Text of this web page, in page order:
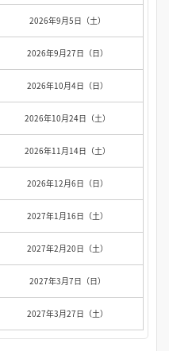
2026年9月5日（土）
2026年9月27日（日）
2026年10月4日（日）
2026年10月24日（土）
2026年11月14日（土）
2026年12月6日（日）
2027年1月16日（土）
2027年2月20日（土）
2027年3月7日（日）
2027年3月27日（土）